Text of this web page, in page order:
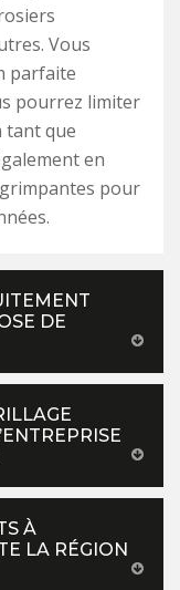
Vous
parfaite
pourrez limiter
tant que
en
pour
DE
À
LA RÉGION